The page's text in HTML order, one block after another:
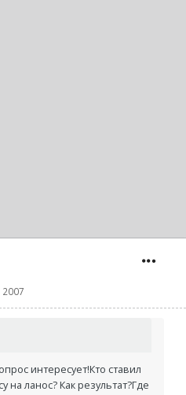
2007
интересует!Кто ставил
на ланос? Как результат?Где